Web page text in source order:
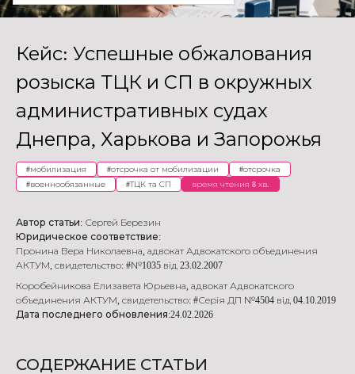
Кейс: Успешные обжалования
розыска ТЦК и СП в окружных
административных судах
Днепра, Харькова и Запорожья
#мобилизация #отсрочка от мобилизации #отсрочка
#военнообязанные #ТЦК та СП время чтения 8 хв.
Автор статьи: Сергей Березин
Юридическое соответствие:
Пронина Вера Николаевна, адвокат Адвокатского объединения
АКТУМ, свидетельство: #№1035 від 23.02.2007
Коробейникова Елизавета Юрьевна, адвокат Адвокатского
объединения АКТУМ, свидетельство: #Серія ДП №4504 від 04.10.2019
Дата последнего обновления:24.02.2026
СОДЕРЖАНИЕ СТАТЬИ